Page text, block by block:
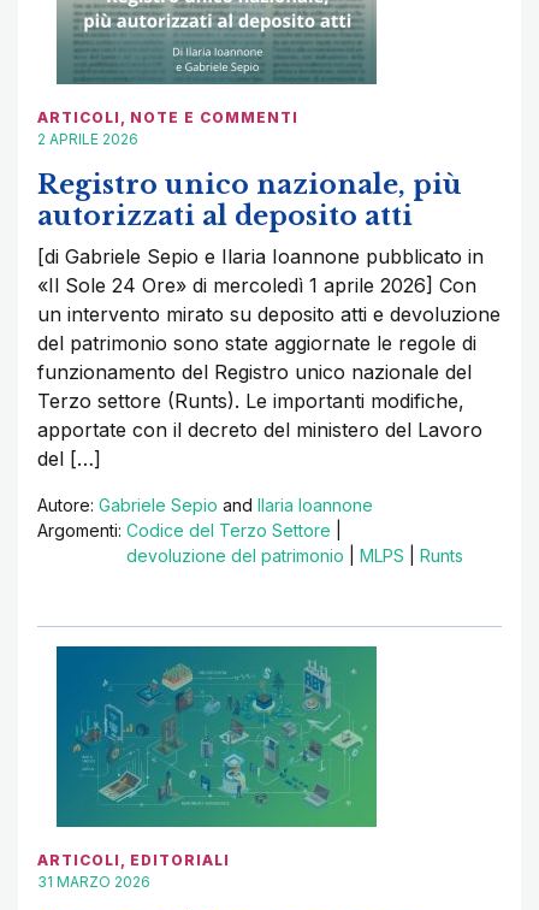
ARTICOLI , NOTE E COMMENTI
2 APRILE 2026
Registro unico nazionale, più
autorizzati al deposito atti
[di Gabriele Sepio e Ilaria Ioannone pubblicato in
«Il Sole 24 Ore» di mercoledì 1 aprile 2026] Con
un intervento mirato su deposito atti e devoluzione
del patrimonio sono state aggiornate le regole di
funzionamento del Registro unico nazionale del
Terzo settore (Runts). Le importanti modifiche,
apportate con il decreto del ministero del Lavoro
del […]
Autore: Gabriele Sepio and Ilaria Ioannone
Argomenti: Codice del Terzo Settore
devoluzione del patrimonio
MLPS Runts
ARTICOLI , EDITORIALI
31 MARZO 2026